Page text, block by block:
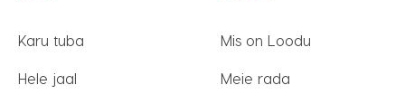
Karu tuba
Hele jaal
Mis on Loodu
Meie rada